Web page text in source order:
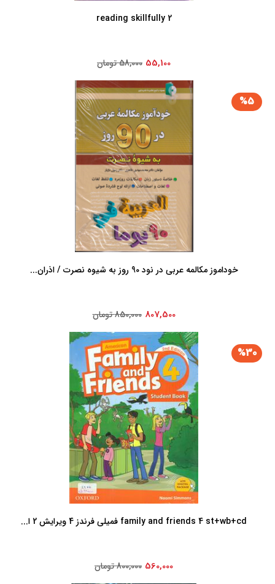
reading skillfully 2
55,100 58,000 تومان
%5
خوداموز مکالمه عربی در نود 90 روز به شیوه نصرت / اذران...
807,500 850,000 تومان
%30
family and friends 4 st+wb+cd فمیلی فرندز 4 ویرایش 2 ا...
560,000 800,000 تومان